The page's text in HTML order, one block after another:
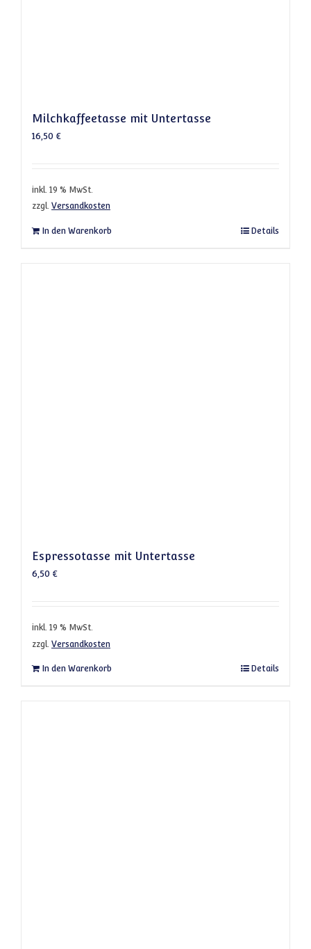
Milchkaffeetasse mit Untertasse
16,50 €
inkl. 19 % MwSt.
zzgl. Versandkosten
In den Warenkorb Details
Espressotasse mit Untertasse
6,50 €
inkl. 19 % MwSt.
zzgl. Versandkosten
In den Warenkorb Details